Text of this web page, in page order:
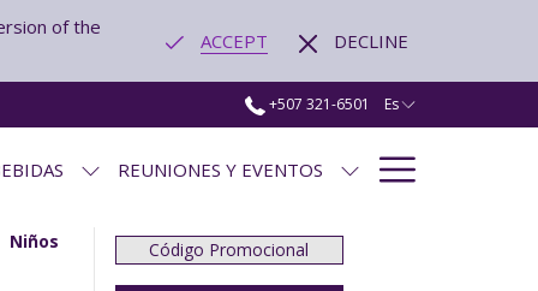
of the
ACCEPT DECLINE
+507 321-6501 Es
REUNIONES Y EVENTOS Menu
Niños
Código